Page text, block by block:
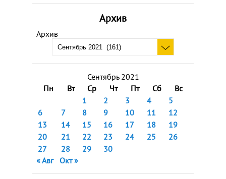
Архив
Архив
Сентябрь 2021
Пн
Вт Ср Чт Пт Сб
Вс
1
2 3 4
5
6
7 8 9 10 11
12
13
14 15 16 17 18
19
20
21 22 23 24 25
26
27
28 29
30
« Авг
Окт »